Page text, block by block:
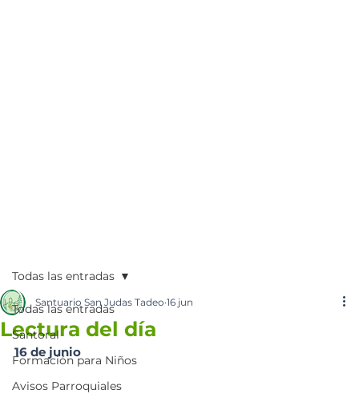
Todas las entradas
Santoral
Formación para Niños
Avisos Parroquiales
Todas las entradas
Lectura del día
Santuario San Judas Tadeo 16 jun
16 de junio